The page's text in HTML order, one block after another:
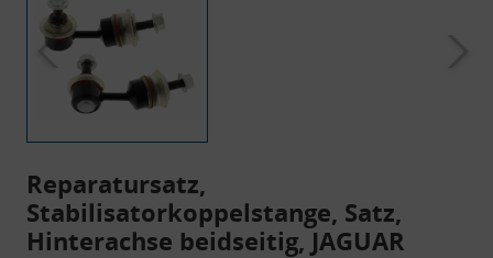
Reparatursatz,
Stabilisatorkoppelstange, Satz,
Hinterachse beidseitig, JAGUAR